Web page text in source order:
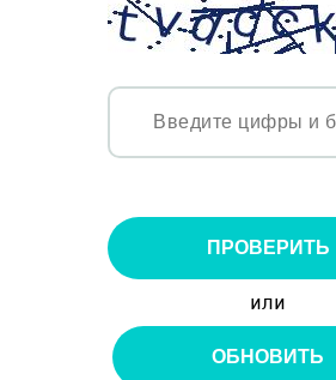
ПРОВЕРИТЬ
или
ОБНОВИТЬ